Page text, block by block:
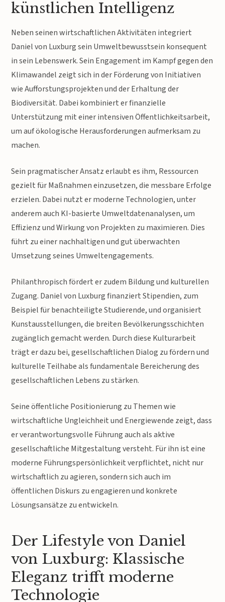
künstlichen Intelligenz
Neben seinen wirtschaftlichen Aktivitäten integriert
Daniel von Luxburg sein Umweltbewusstsein konsequent
in sein Lebenswerk. Sein Engagement im Kampf gegen den
Klimawandel zeigt sich in der Förderung von Initiativen
wie Aufforstungsprojekten und der Erhaltung der
Biodiversität. Dabei kombiniert er finanzielle
Unterstützung mit einer intensiven Öffentlichkeitsarbeit,
um auf ökologische Herausforderungen aufmerksam zu
machen.
Sein pragmatischer Ansatz erlaubt es ihm, Ressourcen
gezielt für Maßnahmen einzusetzen, die messbare Erfolge
erzielen. Dabei nutzt er moderne Technologien, unter
anderem auch KI-basierte Umweltdatenanalysen, um
Effizienz und Wirkung von Projekten zu maximieren. Dies
führt zu einer nachhaltigen und gut überwachten
Umsetzung seines Umweltengagements.
Philanthropisch fördert er zudem Bildung und kulturellen
Zugang. Daniel von Luxburg finanziert Stipendien, zum
Beispiel für benachteiligte Studierende, und organisiert
Kunstausstellungen, die breiten Bevölkerungsschichten
zugänglich gemacht werden. Durch diese Kulturarbeit
trägt er dazu bei, gesellschaftlichen Dialog zu fördern und
kulturelle Teilhabe als fundamentale Bereicherung des
gesellschaftlichen Lebens zu stärken.
Seine öffentliche Positionierung zu Themen wie
wirtschaftliche Ungleichheit und Energiewende zeigt, dass
er verantwortungsvolle Führung auch als aktive
gesellschaftliche Mitgestaltung versteht. Für ihn ist eine
moderne Führungspersönlichkeit verpflichtet, nicht nur
wirtschaftlich zu agieren, sondern sich auch im
öffentlichen Diskurs zu engagieren und konkrete
Lösungsansätze zu entwickeln.
Der Lifestyle von Daniel
von Luxburg: Klassische
Eleganz trifft moderne
Technologie